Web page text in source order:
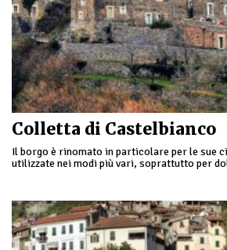
Colletta di Castelbianco
Il borgo è rinomato in particolare per le sue
utilizzate nei modi più vari, soprattutto per